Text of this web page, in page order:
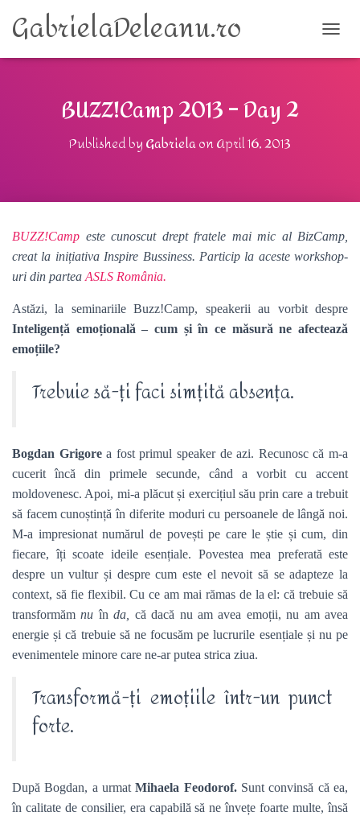
GabrielaDeleanu.ro
BUZZ!Camp 2013 – Day 2
Published byGabrielaonApril 16, 2013
BUZZ!Camp este cunoscut drept fratele mai mic al BizCamp,
creat la inițiativa Inspire Bussiness. Particip la aceste workshop-
uri din partea ASLS România.
Astăzi, la seminariile Buzz!Camp, speakerii au vorbit despre
Inteligență emoțională – cum și în ce măsură ne afectează
emoțiile?
Trebuie să-ți faci simțită absența.
Bogdan Grigorea fost primul speaker de azi. Recunosc că m-a
cucerit încă din primele secunde, când a vorbit cu accent
moldovenesc. Apoi, mi-a plăcut și exercițiul său prin care a trebuit
să facem cunoștință în diferite moduri cu persoanele de lângă noi.
M-a impresionat numărul de povești pe care le știe și cum, din
fiecare, îți scoate ideile esențiale. Povestea mea preferată este
despre un vultur și despre cum este el nevoit să se adapteze la
context, să fie flexibil. Cu ce am mai rămas de la el: că trebuie să
transformămnuînda, că dacă nu am avea emoții, nu am avea
energie și că trebuie să ne focusăm pe lucrurile esențiale și nu pe
evenimentele minore care ne-ar putea strica ziua.
Transformă-ți emoțiile într-un punct
forte.
După Bogdan, a urmatMihaela Feodorof.Sunt convinsă că ea,
în calitate de consilier, era capabilă să ne învețe foarte multe, însă